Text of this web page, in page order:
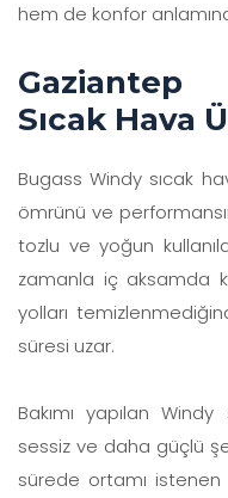
hem de konfor
Sıcak Hava
Bugass Windy sıcak
ömrünü ve
tozlu ve yoğun
zamanla iç aksamda
yolları
süresi uzar.
Bakımı yapılan
sessiz ve daha güçlü
sürede ortamı istenen